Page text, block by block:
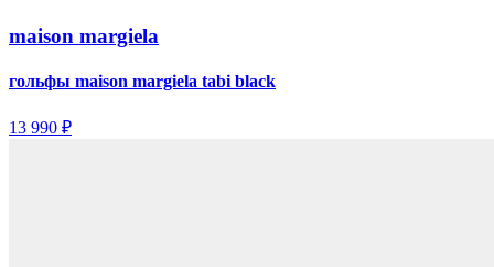
maison margiela
гольфы maison margiela tabi black
13 990 ₽